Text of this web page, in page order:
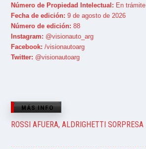
Número de Propiedad Intelectual: En trámite
Fecha de edición: 9 de agosto de 2026
Número de edición: 88
Instagram: @visionauto_arg
Facebook: /visionautoarg
Twitter: @visionautoarg
MÁS INFO
ROSSI AFUERA, ALDRIGHETTI SORPRESA